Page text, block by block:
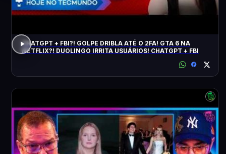
CHATGPT + FBI?! GOLPE DRIBLA ATÉ O 2FA! GTA 6 NA
NETFLIX?! DUOLINGO IRRITA USUÁRIOS! CHATGPT + FBI